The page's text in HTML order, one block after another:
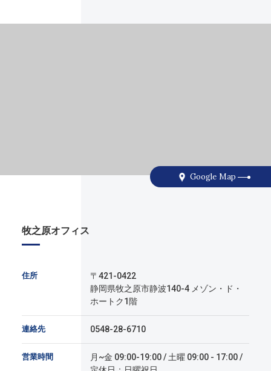
Google Map
牧之原オフィス
住所
〒421-0422
静岡県牧之原市静波140-4 メゾン・ド・
ホートク1階
連絡先 0548-28-6710
営業時間
月~金 09:00-19:00 / 土曜 09:00 - 17:00 /